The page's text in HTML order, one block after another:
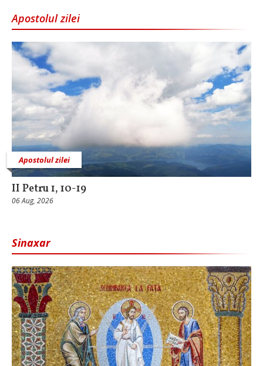
Apostolul zilei
Apostolul zilei
II Petru 1, 10-19
06 Aug, 2026
Sinaxar